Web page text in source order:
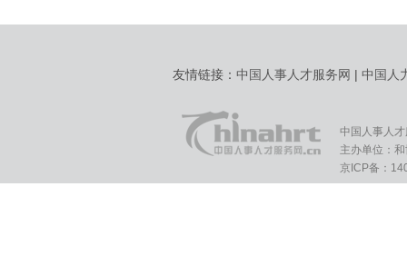
友情链接： 中国人事人才服务网 | 中国人
中国人事人
主办单位：
京ICP备：